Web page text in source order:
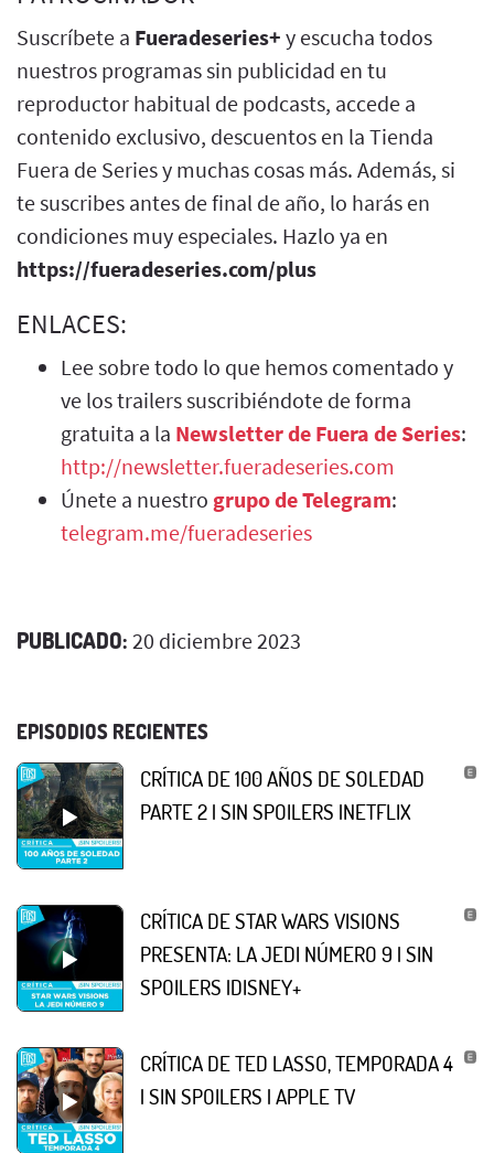
Suscríbete a Fueradeseries+ y escucha todos
nuestros programas sin publicidad en tu
reproductor habitual de podcasts, accede a
contenido exclusivo, descuentos en la Tienda
Fuera de Series y muchas cosas más. Además, si
te suscribes antes de final de año, lo harás en
condiciones muy especiales. Hazlo ya en
https://fueradeseries.com/plus
ENLACES:
Lee sobre todo lo que hemos comentado y
ve los trailers suscribiéndote de forma
gratuita a la Newsletter de Fuera de Series:
http://newsletter.fueradeseries.com
Únete a nuestro grupo de Telegram:
telegram.me/fueradeseries
PUBLICADO: 20 diciembre 2023
EPISODIOS RECIENTES
CRÍTICA DE 100 AÑOS DE SOLEDAD
PARTE 2 | SIN SPOILERS |NETFLIX
CRÍTICA DE STAR WARS VISIONS
PRESENTA: LA JEDI NÚMERO 9 | SIN
SPOILERS |DISNEY+
CRÍTICA DE TED LASSO, TEMPORADA 4
| SIN SPOILERS | APPLE TV